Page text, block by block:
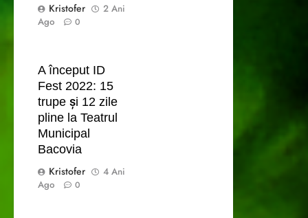
Kristofer
2 Ani
Ago
0
A început ID
Fest 2022: 15
trupe și 12 zile
pline la Teatrul
Municipal
Bacovia
Kristofer
4 Ani
Ago
0